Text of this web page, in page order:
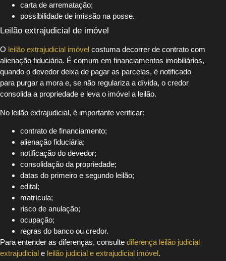
carta de arrematação;
possibilidade de imissão na posse.
Leilão extrajudicial de imóvel
O leilão extrajudicial imóvel costuma decorrer de contrato com
alienação fiduciária. É comum em financiamentos imobiliários,
quando o devedor deixa de pagar as parcelas, é notificado
para purgar a mora e, se não regulariza a dívida, o credor
consolida a propriedade e leva o imóvel a leilão.
No leilão extrajudicial, é importante verificar:
contrato de financiamento;
alienação fiduciária;
notificação do devedor;
consolidação da propriedade;
datas do primeiro e segundo leilão;
edital;
matrícula;
risco de anulação;
ocupação;
regras do banco ou credor.
Para entender as diferenças, consulte diferença leilão judicial
extrajudicial e leilão judicial e extrajudicial imóvel.